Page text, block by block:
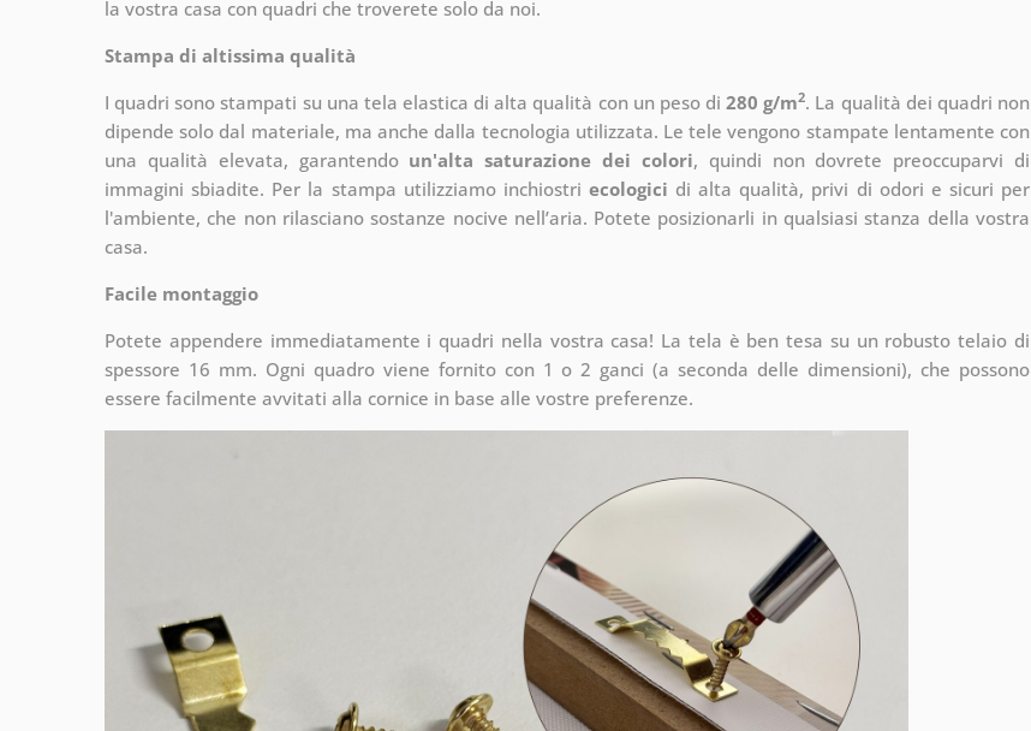
la vostra casa con quadri che troverete solo da noi.
Stampa di altissima qualità
I quadri sono stampati su una tela elastica di alta qualità con un peso di280 g/m2. La qualità dei quadri non
dipende solo dal materiale, ma anche dalla tecnologia utilizzata. Le tele vengono stampate lentamente con
una qualità elevata, garantendo un'alta saturazione dei colori, quindi non dovrete preoccuparvi di
immagini sbiadite. Per la stampa utilizziamo inchiostri ecologici di alta qualità, privi di odori e sicuri per
l'ambiente, che non rilasciano sostanze nocive nell’aria. Potete posizionarli in qualsiasi stanza della vostra
casa.
Facile montaggio
Potete appendere immediatamente i quadri nella vostra casa! La tela è ben tesa su un robusto telaio di
spessore 16 mm. Ogni quadro viene fornito con 1 o 2 ganci (a seconda delle dimensioni), che possono
essere facilmente avvitati alla cornice in base alle vostre preferenze.